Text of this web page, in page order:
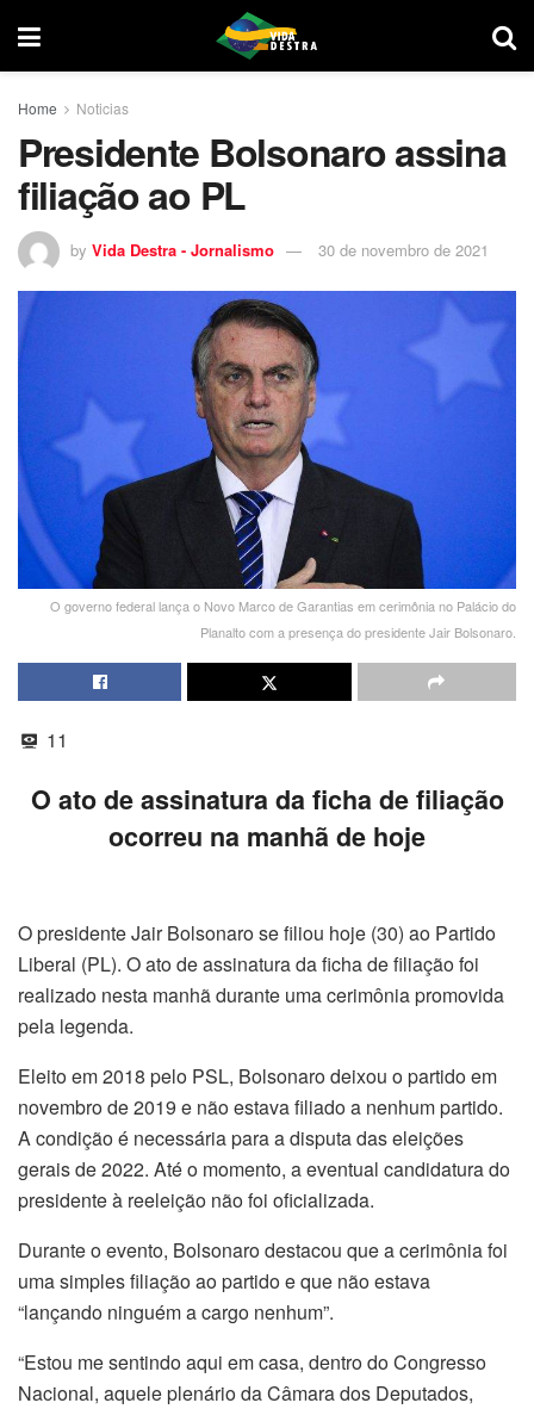
Home Noticias
Presidente Bolsonaro assina
filiação ao PL
by Vida Destra - Jornalismo 30 de novembro de 2021
O governo federal lança o Novo Marco de Garantias em cerimônia no Palácio do
Planalto com a presença do presidente Jair Bolsonaro.
11
O ato de assinatura da ficha de filiação
ocorreu na manhã de hoje
O presidente Jair Bolsonaro se filiou hoje (30) ao Partido
Liberal (PL). O ato de assinatura da ficha de filiação foi
realizado nesta manhã durante uma cerimônia promovida
pela legenda.
Eleito em 2018 pelo PSL, Bolsonaro deixou o partido em
novembro de 2019 e não estava filiado a nenhum partido.
A condição é necessária para a disputa das eleições
gerais de 2022. Até o momento, a eventual candidatura do
presidente à reeleição não foi oficializada.
Durante o evento, Bolsonaro destacou que a cerimônia foi
uma simples filiação ao partido e que não estava
“lançando ninguém a cargo nenhum”.
“Estou me sentindo aqui em casa, dentro do Congresso
Nacional, aquele plenário da Câmara dos Deputados,